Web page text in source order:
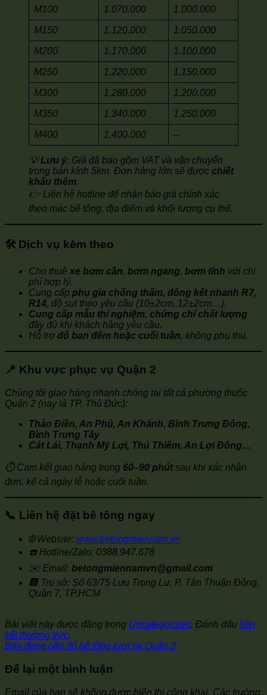
M100 1.070.000 1.000.000
M150 1.120.000 1.050.000
M200 1.170.000 1.100.000
M250 1.220.000 1.150.000
M300 1.280.000 1.200.000
M350 1.340.000 1.250.000
M400 1.400.000 –
💡Lưu ý: Giá đã bao gồm VAT và vận chuyển
trong bán kính 5km. Đơn hàng lớn sẽ được chiết
khấu thêm.
👉 Liên hệ hotline để nhận báo giá chính xác
theo mác bê tông, địa điểm và khối lượng cụ thể.
🛠️ Dịch vụ kèm theo
Cho thuê xe bơm cần, bơm ngang, bơm tĩnh với chi
phí hợp lý.
Cung cấp phụ gia chống thấm, đông kết nhanh R7,
R14, độ sụt theo yêu cầu (10±2cm, 12±2cm…).
Cung cấp mẫu thí nghiệm, chứng chỉ chất lượng
đầy đủ khi khách hàng yêu cầu.
Hỗ trợđổ ban đêm hoặc cuối tuần, không phụ thu.
📍 Khu vực phục vụ Quận 2
Chúng tôi giao hàng nhanh chóng tại tất cả phường thuộc
Quận 2 (nay là TP. Thủ Đức):
Thảo Điền, An Phú, An Khánh, Bình Trưng Đông,
Bình Trưng Tây
Cát Lái, Thạnh Mỹ Lợi, Thủ Thiêm, An Lợi Đông…
⏱️ Cam kết giao hàng trong 60–90 phútsau khi xác nhận
đơn, kể cả ngày lễ hoặc cuối tuần.
📞 Liên hệ đặt bê tông ngay
🌐 Website: www.betongmiennam.vn
☎️ Hotline/Zalo: 0388.947.678
✉️ Email: betongmiennamvn@gmail.com
🏢 Trụ sở: Số 63/75 Lưu Trọng Lư, P. Tân Thuận Đông,
Quận 7, TP.HCM
Bài viết này được đăng trong Uncategorized. Đánh dấu liên
kết thường trực.
Bạn đang cần đổ bê tông tươi tại Quận 3
Để lại một bình luận
Email của bạn sẽ không được hiển thị công khai. Các trường